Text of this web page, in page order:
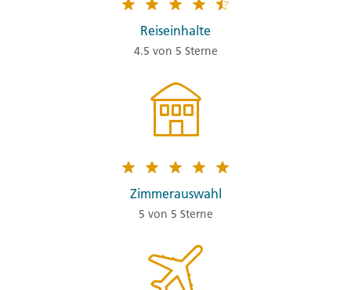
Reiseinhalte
4.5 von 5 Sterne
Zimmerauswahl
5 von 5 Sterne